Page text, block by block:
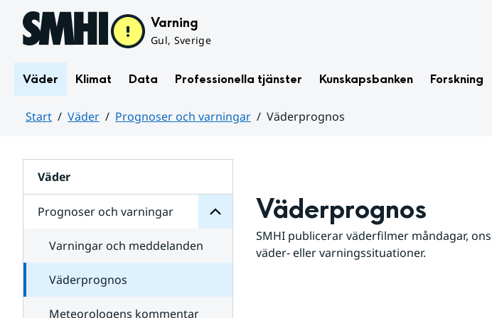
Hoppa till sidans innehåll Varning
Gul, Sverige
Väder Klimat Data Professionella tjänster Kunskapsbanken Forskning
Start Väder Prognoser och varningar
Väderprognos
Väder
Prognoser och varningar
för
varningar
Varningar och meddelanden
Väderprognos
Meteorologens kommentar
Väderprognos
SMHI publicerar väderfilmer måndagar,
väder- eller varningssituationer.